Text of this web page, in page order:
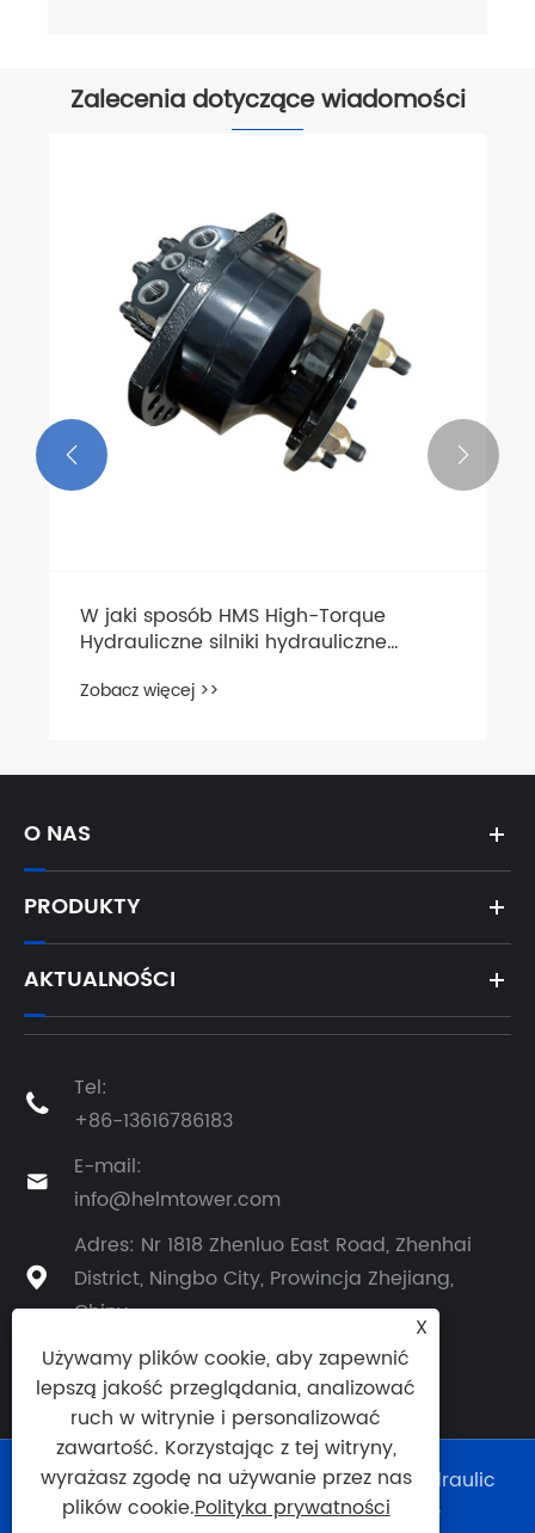
Zalecenia dotyczące wiadomości
W jaki sposób HMS High-Torque
Hydrauliczne silniki hydrauliczne
Zobacz więcej >>
 
O NAS
PRODUKTY
AKTUALNOŚCI

Tel:
+86-13616786183

E-mail:
info@helmtower.com

Adres: Nr 1818 Zhenluo East Road, Zhenhai
District, Ningbo City, Prowincja Zhejiang,
Chiny
Copyright © 2024 Ningbo Helm Tower Hydraulic
Co., Ltd. Wszelkie prawa zastrzeżone.
X
Używamy plików cookie, aby zapewnić
lepszą jakość przeglądania, analizować
ruch w witrynie i personalizować
zawartość. Korzystając z tej witryny,
wyrażasz zgodę na używanie przez nas
plików cookie.Polityka prywatności